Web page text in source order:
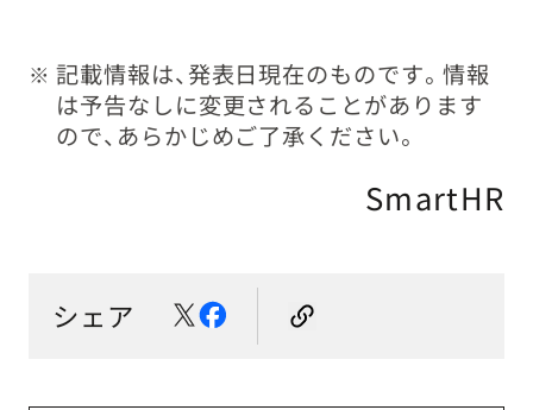
※ 記載情報は、発表日現在のものです。情報
は予告なしに変更されることがあります
ので、あらかじめご了承ください。
SmartHR
シェア